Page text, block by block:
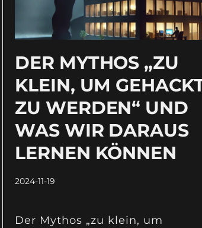
DER MYTHOS „ZU
KLEIN, UM
ZU WERDEN“ UND
WAS WIR DARAUS
LERNEN KÖNNEN
2024-11-19
Der Mythos „zu klein, um